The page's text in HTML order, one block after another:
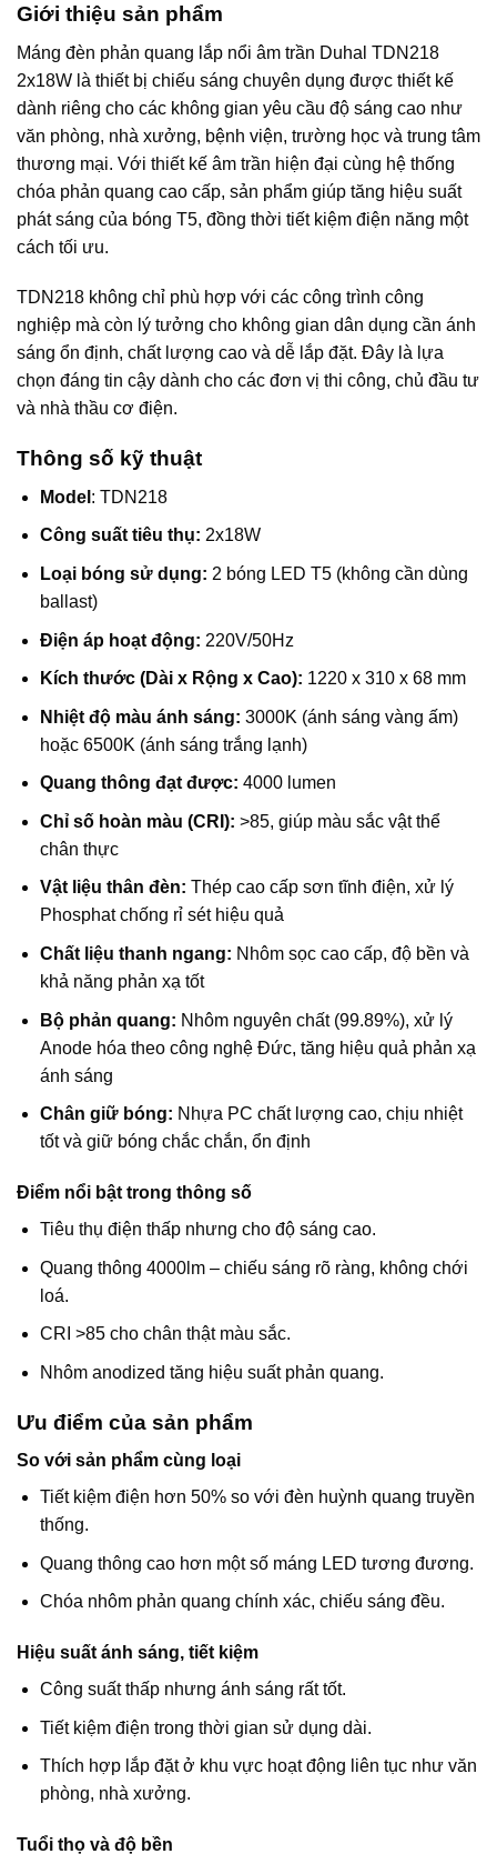
Giới thiệu sản phẩm
Máng đèn phản quang lắp nổi âm trần Duhal TDN218
2x18W là thiết bị chiếu sáng chuyên dụng được thiết kế
dành riêng cho các không gian yêu cầu độ sáng cao như
văn phòng, nhà xưởng, bệnh viện, trường học và trung tâm
thương mại. Với thiết kế âm trần hiện đại cùng hệ thống
chóa phản quang cao cấp, sản phẩm giúp tăng hiệu suất
phát sáng của bóng T5, đồng thời tiết kiệm điện năng một
cách tối ưu.
TDN218 không chỉ phù hợp với các công trình công
nghiệp mà còn lý tưởng cho không gian dân dụng cần ánh
sáng ổn định, chất lượng cao và dễ lắp đặt. Đây là lựa
chọn đáng tin cậy dành cho các đơn vị thi công, chủ đầu tư
và nhà thầu cơ điện.
Thông số kỹ thuật
Model : TDN218
Công suất tiêu thụ: 2x18W
Loại bóng sử dụng: 2 bóng LED T5 (không cần dùng
ballast)
Điện áp hoạt động: 220V/50Hz
Kích thước (Dài x Rộng x Cao): 1220 x 310 x 68 mm
Nhiệt độ màu ánh sáng: 3000K (ánh sáng vàng ấm)
hoặc 6500K (ánh sáng trắng lạnh)
Quang thông đạt được: 4000 lumen
Chỉ số hoàn màu (CRI): >85, giúp màu sắc vật thể
chân thực
Vật liệu thân đèn: Thép cao cấp sơn tĩnh điện, xử lý
Phosphat chống rỉ sét hiệu quả
Chất liệu thanh ngang: Nhôm sọc cao cấp, độ bền và
khả năng phản xạ tốt
Bộ phản quang: Nhôm nguyên chất (99.89%), xử lý
Anode hóa theo công nghệ Đức, tăng hiệu quả phản xạ
ánh sáng
Chân giữ bóng: Nhựa PC chất lượng cao, chịu nhiệt
tốt và giữ bóng chắc chắn, ổn định
Điểm nổi bật trong thông số
Tiêu thụ điện thấp nhưng cho độ sáng cao.
Quang thông 4000lm – chiếu sáng rõ ràng, không chới
loá.
CRI >85 cho chân thật màu sắc.
Nhôm anodized tăng hiệu suất phản quang.
Ưu điểm của sản phẩm
So với sản phẩm cùng loại
Tiết kiệm điện hơn 50% so với đèn huỳnh quang truyền
thống.
Quang thông cao hơn một số máng LED tương đương.
Chóa nhôm phản quang chính xác, chiếu sáng đều.
Hiệu suất ánh sáng, tiết kiệm
Công suất thấp nhưng ánh sáng rất tốt.
Tiết kiệm điện trong thời gian sử dụng dài.
Thích hợp lắp đặt ở khu vực hoạt động liên tục như văn
phòng, nhà xưởng.
Tuổi thọ và độ bền